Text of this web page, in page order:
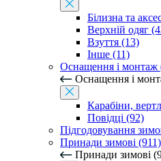
Білизна та
Верхній одяг
Взуття (13)
Інше (11)
Оснащення і монтаж
Оснащення і
Карабіни,
Повідці (92)
Підгодовування
Принади зимові (911)
Принади зимові